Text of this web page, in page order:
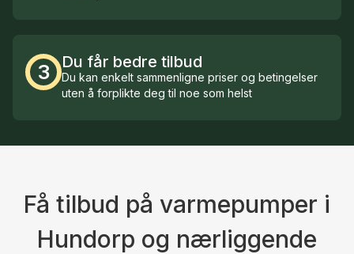
3 Du får bedre tilbud
Du kan enkelt sammenligne priser og betingelser
uten å forplikte deg til noe som helst
Få tilbud på varmepumper i
Hundorp og nærliggende